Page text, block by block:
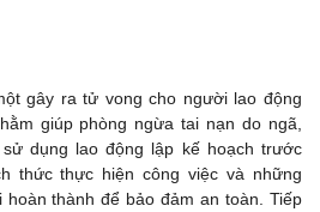
gây ra tử vong cho người lao động
giúp phòng ngừa tai nạn do ngã,
dụng lao động lập kế hoạch trước
thức thực hiện công việc và những
hoàn thành để bảo đảm an toàn. Tiếp